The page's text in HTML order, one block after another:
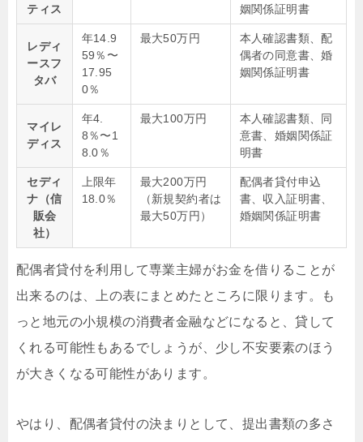
ティス
姻関係証明書
レディ
ースフ
タバ
年14.9
59％〜
17.95
0％
最大50万円
本人確認書類、配
偶者の同意書、婚
姻関係証明書
マイレ
ディス
年4.
8％〜1
8.0％
最大100万円
本人確認書類、同
意書、婚姻関係証
明書
セディ
ナ（信
販会
社）
上限年
18.0％
最大200万円
（新規契約者は
最大50万円）
配偶者貸付申込
書、収入証明書、
婚姻関係証明書
配偶者貸付を利用して専業主婦がお金を借りることが
出来るのは、上の表にまとめたところに限ります。も
っと地元の小規模の消費者金融などになると、貸して
くれる可能性もあるでしょうが、少し不安要素のほう
が大きくなる可能性があります。
やはり、配偶者貸付の決まりとして、提出書類の多さ